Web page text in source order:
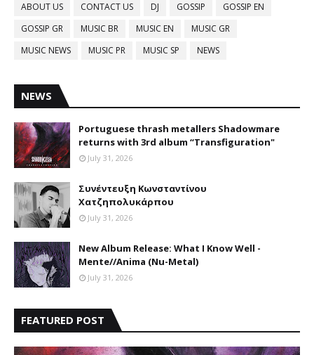
ABOUT US CONTACT US DJ GOSSIP
GOSSIP EN
GOSSIP GR
MUSIC BR MUSIC EN
MUSIC GR
MUSIC NEWS
MUSIC PR MUSIC SP NEWS
NEWS
Portuguese thrash metallers Shadowmare
returns with 3rd album “Transfiguration"
July 31, 2026
Συνέντευξη Κωνσταντίνου
Χατζηπολυκάρπου
July 31, 2026
New Album Release: What I Know Well -
Mente//Anima (Nu-Metal)
July 31, 2026
FEATURED POST